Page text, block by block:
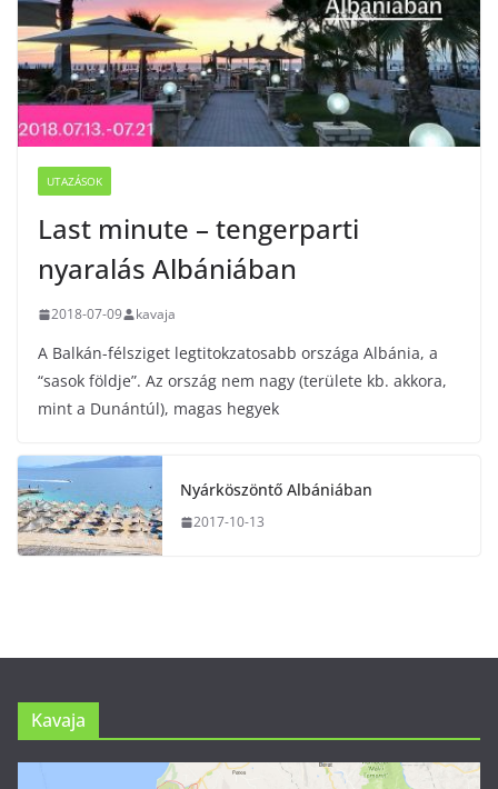
UTAZÁSOK
Last minute – tengerparti
nyaralás Albániában
2018-07-09 kavaja
A Balkán-félsziget legtitokzatosabb országa Albánia, a
“sasok földje”. Az ország nem nagy (területe kb. akkora,
mint a Dunántúl), magas hegyek
Nyárköszöntő Albániában
2017-10-13
Kavaja